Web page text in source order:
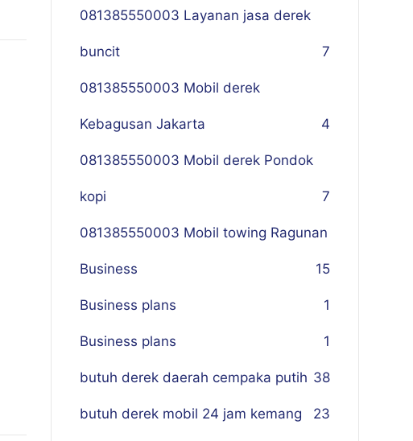
081385550003 Layanan jasa derek
buncit 7
081385550003 Mobil derek
Kebagusan Jakarta 4
081385550003 Mobil derek Pondok
kopi 7
081385550003 Mobil towing Ragunan
5
Business 1
Business plans 1
Business plans 1
butuh derek daerah cempaka putih 38
butuh derek mobil 24 jam kemang 23